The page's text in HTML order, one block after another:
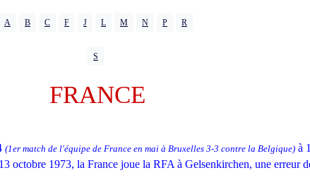
A B C F J L M N P R
S
FRANCE
(1er match de l'équipe de France en mai à Bruxelles 3-3 contre la Belgique)à
1973, la France joue la RFA à Gelsenkirchen, une erreur